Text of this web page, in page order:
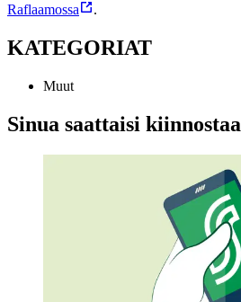
Raflaamossa
.
KATEGORIAT
Muut
Sinua saattaisi kiinnostaa